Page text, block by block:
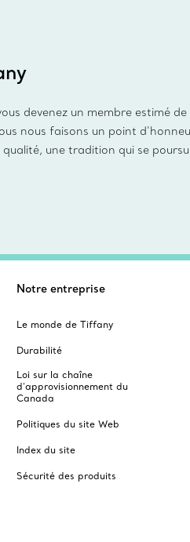
devenez un membre estimé de
nous faisons un point
une tradition qui se
Notre entreprise
Le monde de Tiffany
Durabilité
Loi sur la chaîne
d'approvisionnement du
Canada
Politiques du site Web
Index du site
Sécurité des produits